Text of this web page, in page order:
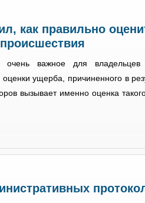
как правильно
важное для владельцев
ущерба, причиненного в
вызывает именно оценка